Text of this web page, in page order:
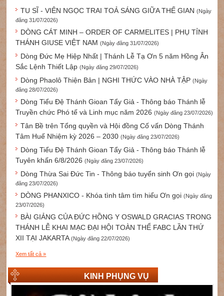
TU SĨ - VIÊN NGỌC TRAI TOẢ SÁNG GIỮA THẾ GIAN(Ngày
đăng 31/07/2026)
DÒNG CÁT MINH – ORDER OF CARMELITES | PHỤ TỈNH
THÁNH GIUSE VIỆT NAM(Ngày đăng 31/07/2026)
Dòng Đức Mẹ Hiệp Nhất | Thánh Lễ Tạ Ơn 5 năm Hồng Ân
Sắc Lệnh Thiết Lập(Ngày đăng 29/07/2026)
Dòng Phaolô Thiện Bản | NGHI THỨC VÀO NHÀ TẬP(Ngày
đăng 28/07/2026)
Dòng Tiểu Đệ Thánh Gioan Tẩy Giả - Thông báo Thánh lễ
Truyền chức Phó tế và Linh mục năm 2026(Ngày đăng 23/07/2026)
Tân Bề trên Tổng quyền và Hội đồng Cố vấn Dòng Thánh
Tâm Huế Nhiệm kỳ 2026 – 2030(Ngày đăng 23/07/2026)
Dòng Tiểu Đệ Thánh Gioan Tẩy Giả - Thông báo Thánh lễ
Tuyên khấn 6/8/2026(Ngày đăng 23/07/2026)
Dòng Thừa Sai Đức Tin - Thông báo tuyển sinh Ơn gọi(Ngày
đăng 23/07/2026)
DÒNG PHANXICO - Khóa tình tâm tìm hiểu Ơn gọi(Ngày đăng
23/07/2026)
BÀI GIẢNG CỦA ĐỨC HỒNG Y OSWALD GRACIAS TRONG
THÁNH LỄ KHAI MẠC ĐẠI HỘI TOÀN THỂ FABC LẦN THỨ
XII TẠI JAKARTA(Ngày đăng 22/07/2026)
Xem tất cả »
KINH PHỤNG VỤ